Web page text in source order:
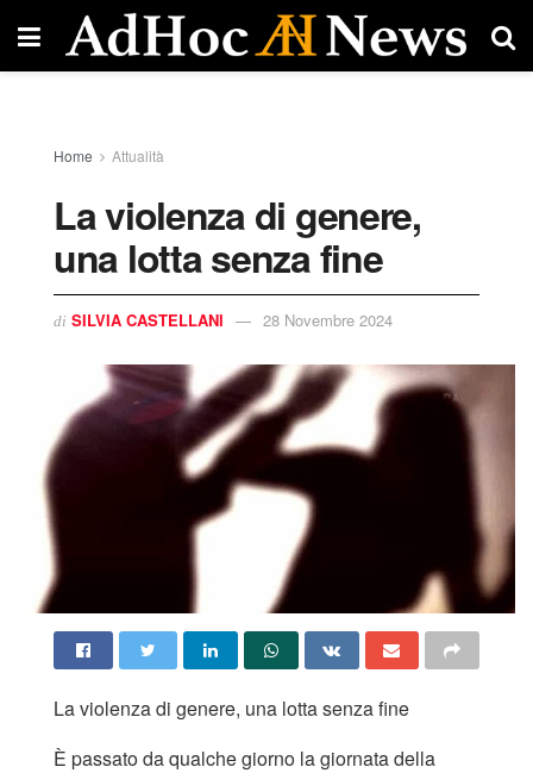
Home Attualità
La violenza di genere,
una lotta senza fine
di SILVIA CASTELLANI 28 Novembre 2024
La violenza di genere, una lotta senza fine
È passato da qualche giorno la giornata della